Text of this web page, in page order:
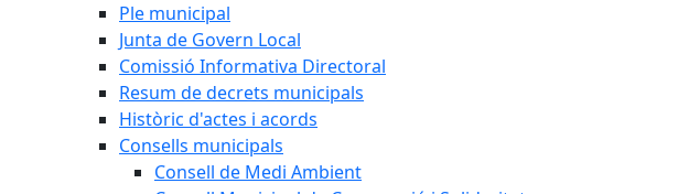
Ple municipal
Junta de Govern Local
Comissió Informativa Directoral
Resum de decrets municipals
Històric d'actes i acords
Consells municipals
Consell de Medi Ambient